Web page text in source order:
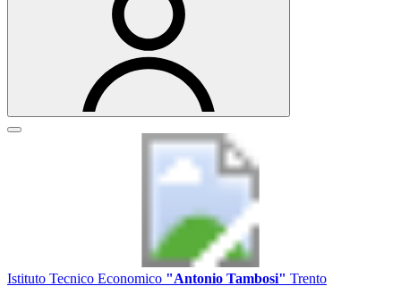
Istituto Tecnico Economico "Antonio Tambosi" Trento